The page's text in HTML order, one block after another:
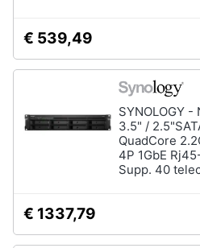
infanzia
Casalinghi
Abbigliamento
Sport
€ 539,49
SYNOLOGY -
3.5" /
QuadCore
4P 1GbE
Supp. 40
€ 1337,79